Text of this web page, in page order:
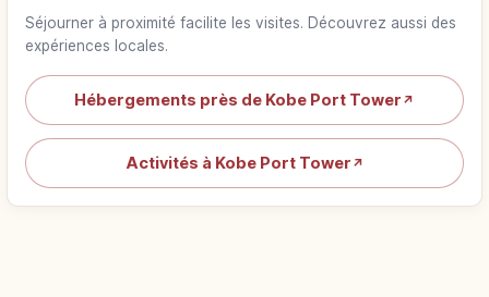
Séjourner à proximité facilite les visites. Découvrez aussi des
expériences locales.
Hébergements près de Kobe Port Tower ↗
Activités à Kobe Port Tower ↗